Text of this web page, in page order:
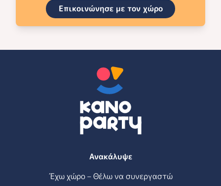
Επικοινώνησε με τον χώρο
Ανακάλυψε
Έχω χώρο – Θέλω να συνεργαστώ